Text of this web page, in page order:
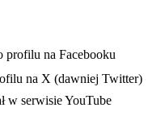
karcie
profilu na Facebooku
na X (dawniej Twitter)
karcie
w serwisie YouTube